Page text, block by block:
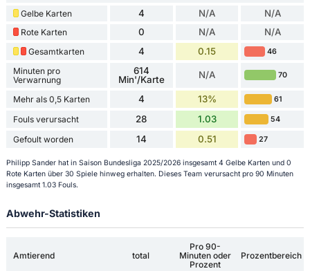
Gelbe Karten 4 N/A N/A
Rote Karten 0 N/A N/A
Gesamtkarten 4 0.15 46
Minuten pro
Verwarnung
614
Min'/Karte
N/A 70
Mehr als 0,5 Karten 4 13% 61
Fouls verursacht 28 1.03 54
Gefoult worden 14 0.51 27
Philipp Sander hat in Saison Bundesliga 2025/2026 insgesamt 4 Gelbe Karten und 0
Rote Karten über 30 Spiele hinweg erhalten. Dieses Team verursacht pro 90 Minuten
insgesamt 1.03 Fouls.
Abwehr-Statistiken
Amtierend total
Pro 90-
Minuten oder
Prozent
Prozentbereich